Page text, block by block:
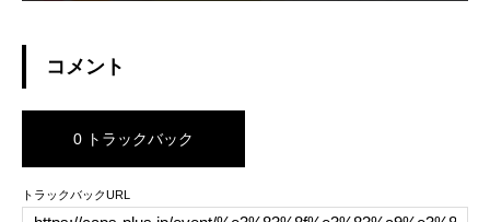
コメント
0 トラックバック
トラックバックURL